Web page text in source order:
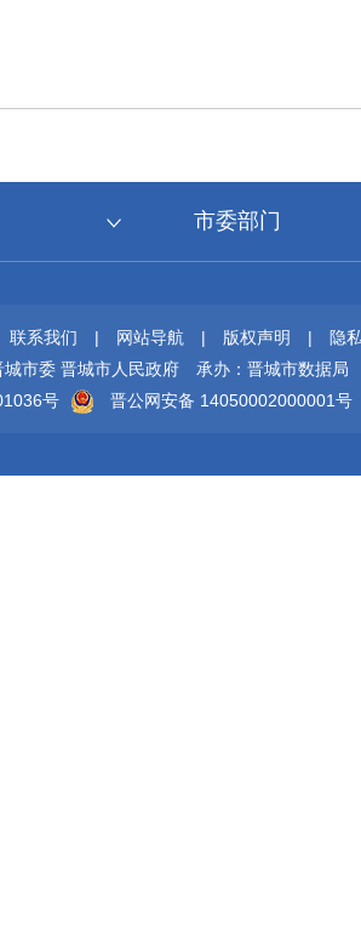
市委部门
联系我们 | 网站导航 | 版权声明 |
隐
城市委 晋城市人民政府
承办：晋城市数据局
号
晋公网安备 14050002000001号